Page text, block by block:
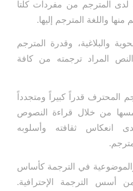
لدى المترجم من مفردات كلتا
منها واللغة المترجم إليها.
والبلاغية، وقدرة المترجم
المراد ترجمته من كافة
المحترف قدراً كبيراً ومتجدداً
من خلال قراءة النصوص
انعكاس ثقافته وأسلوبه
والموضوعية في الترجمة كأساس
أسس الترجمة الإحترافية.